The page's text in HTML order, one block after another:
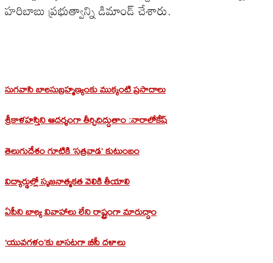
హరిబాబు ప్రభుత్వాన్ని డిమాండ్ చేశారు.
సుగవాసి బాలసుబ్రహ్మణ్యంకు ముక్కంటి ప్రసాదాలు
శ్రీకాళహస్తిని ఆదర్శంగా తీర్చిదిద్దుతాం :నారాలోకేష్
తెలుగుదేశం గూటికి ‘సత్రవాడ’ కుటుంబం
విద్యార్థుల్లో సృజనాత్మకత వెలికి తీయాలి
ఏపీని బాల్య వివాహాలు లేని రాష్ట్రంగా మారుద్దాం
‘యువగళం’కు బాసటగా బీసీ దళాలు